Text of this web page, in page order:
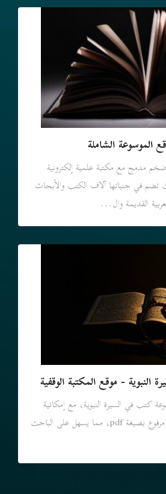
الموسوعة الشاملة
مدمج مع مكتبة علمية إلكترونية
في جنباتها آلاف الكتب والأبحاث
القديمة وال...
كتب في السيرة النبوية، مع إمكانية
قراءة الكتاب أون لاين، مرفوع بصيغة pdf، مما يسهل على الباحث